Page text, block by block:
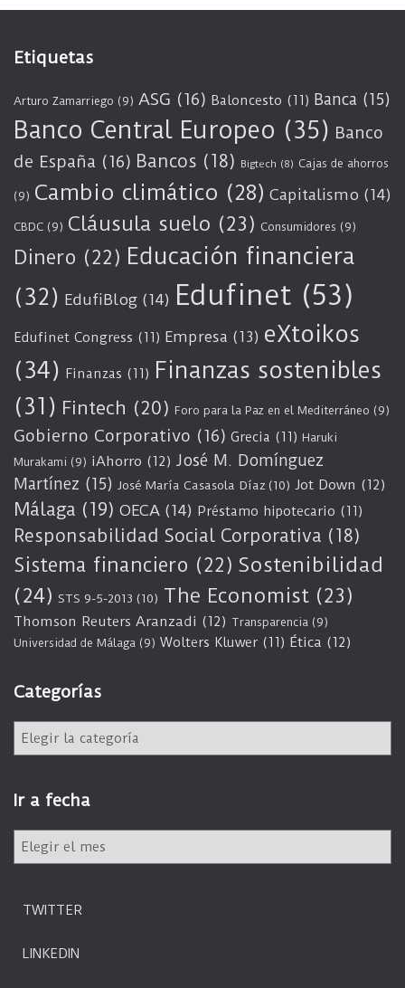
Etiquetas
Arturo Zamarriego (9) ASG (16) Baloncesto (11) Banca (15)
Banco Central Europeo (35) Banco
de España (16) Bancos (18) Bigtech (8) Cajas de ahorros
(9) Cambio climático (28) Capitalismo (14)
CBDC (9) Cláusula suelo (23) Consumidores (9)
Dinero (22) Educación financiera
(32) EdufiBlog (14) Edufinet (53)
Edufinet Congress (11) Empresa (13) eXtoikos
(34) Finanzas (11) Finanzas sostenibles
(31) Fintech (20) Foro para la Paz en el Mediterráneo (9)
Gobierno Corporativo (16) Grecia (11) Haruki
Murakami (9) iAhorro (12) José M. Domínguez
Martínez (15) José María Casasola Díaz (10) Jot Down (12)
Málaga (19) OECA (14) Préstamo hipotecario (11)
Responsabilidad Social Corporativa (18)
Sistema financiero (22) Sostenibilidad
(24) STS 9-5-2013 (10) The Economist (23)
Thomson Reuters Aranzadi (12) Transparencia (9)
Universidad de Málaga (9) Wolters Kluwer (11) Ética (12)
Categorías
e
g
o
í
Ir a fecha
TWITTER
LINKEDIN